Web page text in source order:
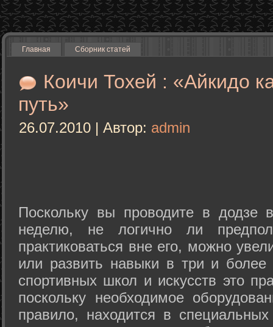
Главная Сборник статей
Коичи Тохей : «Айкидо
путь»
26.07.2010 | Автор: admin
Поскольку вы проводите в додзе
неделю, не логично ли
практиковаться вне его, можно
или развить навыки в три и
спортивных школ и искусств это
поскольку необходимое
правило, находится в